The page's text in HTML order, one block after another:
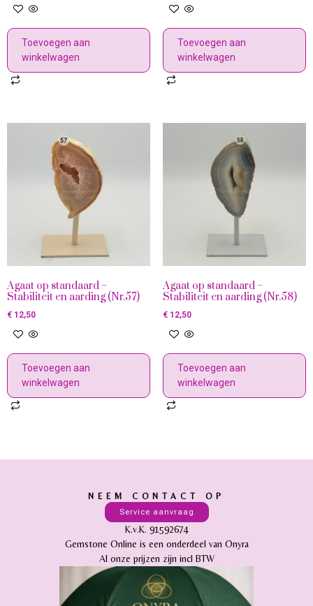
Toevoegen aan
winkelwagen
Toevoegen aan
winkelwagen
Agaat op standaard –
Stabiliteit en aarding (Nr.57)
€ 12,50
Toevoegen aan
winkelwagen
Agaat op standaard –
Stabiliteit en aarding (Nr.58)
€12,50
Toevoegen aan
winkelwagen
NEEM CONTACT OP
Service aanvraag
K.v.K. 91592674
Gemstone Online is een onderdeel van Onyra
Al onze prijzen zijn incl BTW